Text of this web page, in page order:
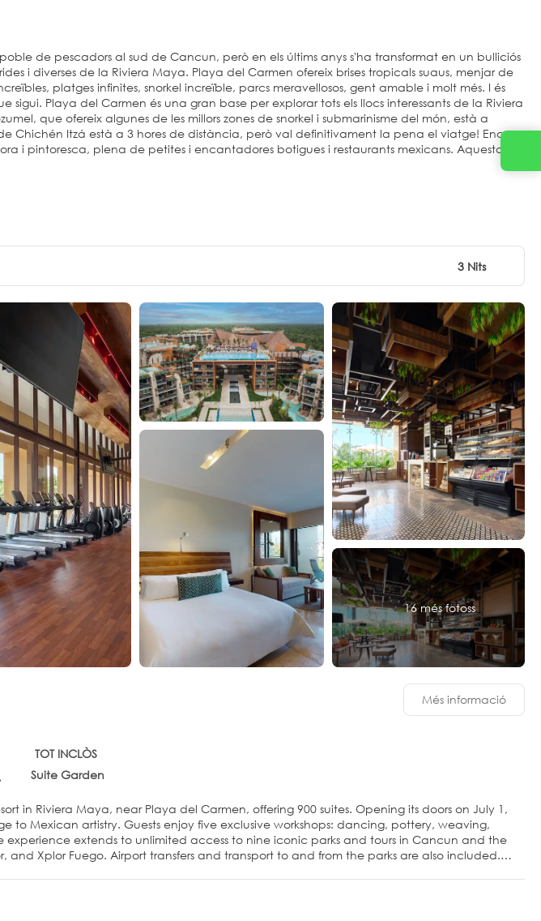
de pescadors al sud de Cancun, però en els últims anys s'ha transformat en un bulliciós
i diverses de la Riviera Maya. Playa del Carmen ofereix brises tropicals suaus, menjar de
platges infinites, snorkel increïble, parcs meravellosos, gent amable i molt més. I és
Playa del Carmen és una gran base per explorar tots els llocs interessants de la Riviera
que ofereix algunes de les millors zones de snorkel i submarinisme del món, està a
Chichén Itzá està a 3 hores de distància, però val definitivament la pena el viatge! Encara
i pintoresca, plena de petites i encantadores botigues i restaurants mexicans. Aquesta
3 Nits
16 més fotoss
TOT INCLÒS
Suite Garden
in Riviera Maya, near Playa del Carmen, offering 900 suites. Opening its doors on July 1,
to Mexican artistry. Guests enjoy five exclusive workshops: dancing, pottery, weaving,
experience extends to unlimited access to nine iconic parks and tours in Cancun and the
and Xplor Fuego. Airport transfers and transport to and from the parks are also included.
Més informació